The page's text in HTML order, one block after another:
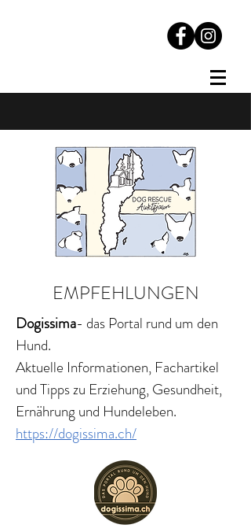
EMPFEHLUNGEN
Dogissima- das Portal rund um den
Hund.
Aktuelle Informationen, Fachartikel
und Tipps zu Erziehung, Gesundheit,
Ernährung und Hundeleben.
https://dogissima.ch/